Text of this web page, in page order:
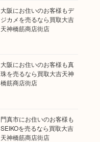
大阪にお住いのお客様もデ
ジカメを売るなら買取大吉
天神橋筋商店街店
大阪にお住いのお客様も真
珠を売るなら買取大吉天神
橋筋商店街店
門真市にお住いのお客様も
SEIKOを売るなら買取大吉
天神橋筋商店街店